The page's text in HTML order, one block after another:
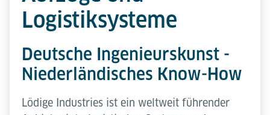
Logistiksysteme
Deutsche Ingenieurskunst -
Niederländisches Know-How
Lödige Industries ist ein weltweit führender